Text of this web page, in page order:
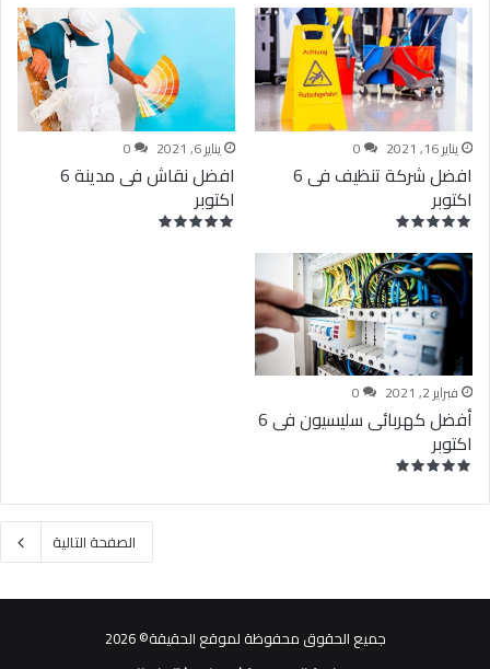
يناير 16, 2021 0
افضل شركة تنظيف فى 6
اكتوبر
يناير 6, 2021 0
افضل نقاش فى مدينة 6
اكتوبر
فبراير 2, 2021 0
أفضل كهربائى سليسيون فى 6
اكتوبر
الصفحة التالية
جميع الحقوق محفوظة لموقع الحقيقة© 2026